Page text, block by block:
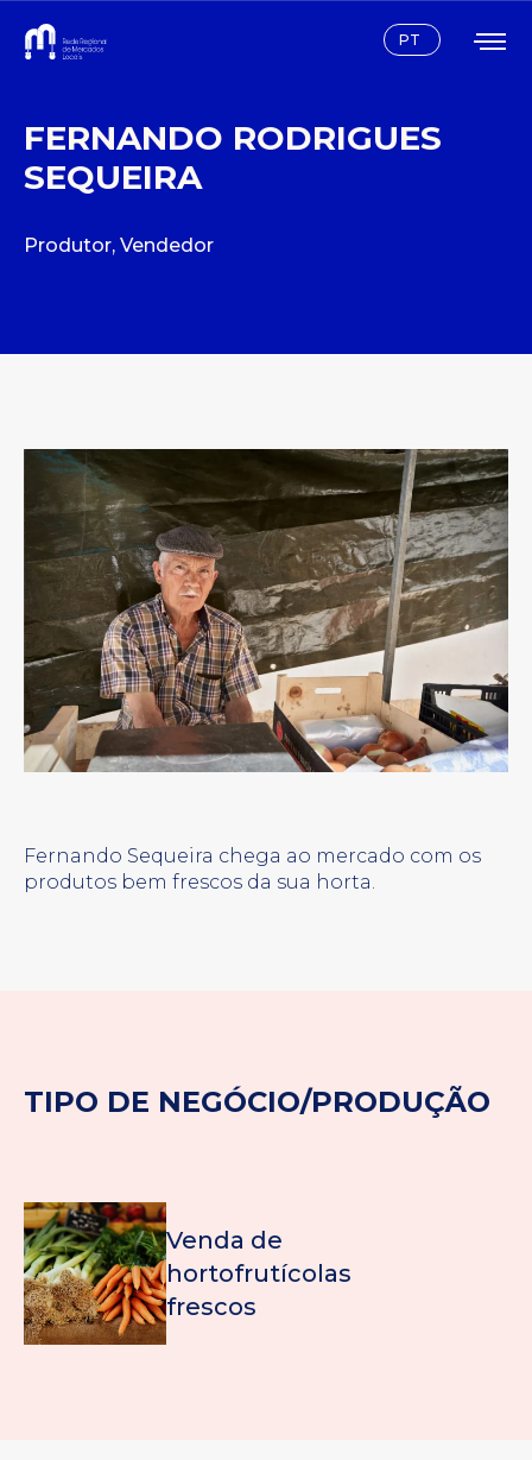
PT
FERNANDO RODRIGUES
SEQUEIRA
Produtor, Vendedor
Fernando Sequeira chega ao mercado com os
produtos bem frescos da sua horta.
TIPO DE NEGÓCIO/PRODUÇÃO
Venda de
hortofrutícolas
frescos